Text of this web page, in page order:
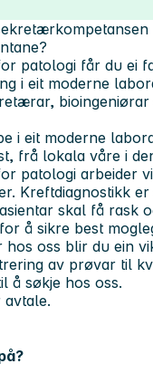
patologi får du ei
i eit moderne
i eit moderne
frå lokala våre i
patologi arbeider
Kreftdiagnostikk
skal få rask
å sikre best
oss blir du ein
av prøvar til
å søkje hos oss.
avtale.